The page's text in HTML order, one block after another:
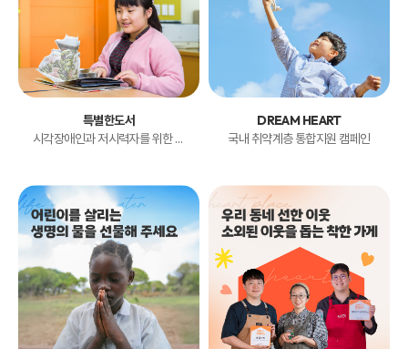
특별한도서
시각장애인과 저시력자를 위한 점자촉각도서 제작 캠페인
DREAM HEART
국내 취약계층 통합지원 캠페인